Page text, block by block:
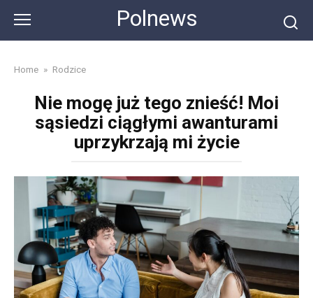
content
Polnews
Home » Rodzice
Nie mogę już tego znieść! Moi
sąsiedzi ciągłymi awanturami
uprzykrzają mi życie